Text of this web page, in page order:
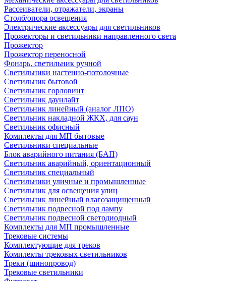
Рассеиватели, отражатели, экраны
Столб/опора освещения
Электрические аксессуары для светильников
Прожекторы и светильники направленного света
Прожектор
Прожектор переносной
Фонарь, светильник ручной
Светильники настенно-потолочные
Светильник бытовой
Светильник горловинт
Светильник даунлайт
Светильник линейный (аналог ЛПО)
Светильник накладной ЖКХ, для саун
Светильник офисный
Комплекты для МП бытовые
Светильники специальные
Блок аварийного питания (БАП)
Светильник аварийный, ориентационный
Светильник специальный
Светильники уличные и промышленные
Светильник для освещения улиц
Светильник линейный влагозащищенный
Светильник подвесной под лампу
Светильник подвесной светодиодный
Комплекты для МП промышленные
Трековые системы
Комплектующие для треков
Комплекты трековых светильников
Треки (шинопровод)
Трековые светильники